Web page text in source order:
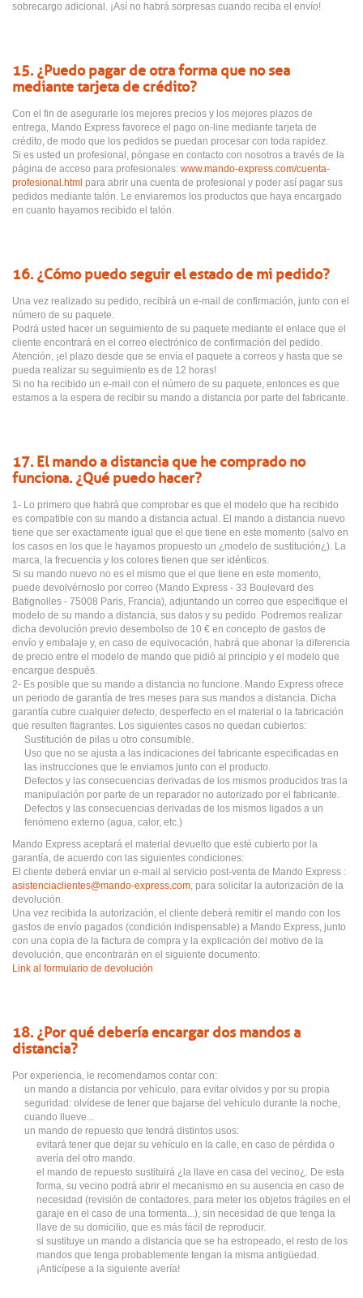
sobrecargo adicional. ¡Así no habrá sorpresas cuando reciba el envío!
15. ¿Puedo pagar de otra forma que no sea
mediante tarjeta de crédito?
Con el fin de asegurarle los mejores precios y los mejores plazos de
entrega, Mando Express favorece el pago on-line mediante tarjeta de
crédito, de modo que los pedidos se puedan procesar con toda rapidez.
Si es usted un profesional, póngase en contacto con nosotros a través de la
página de acceso para profesionales: www.mando-express.com/cuenta-
profesional.html para abrir una cuenta de profesional y poder así pagar sus
pedidos mediante talón. Le enviaremos los productos que haya encargado
en cuanto hayamos recibido el talón.
16. ¿Cómo puedo seguir el estado de mi pedido?
Una vez realizado su pedido, recibirá un e-mail de confirmación, junto con el
número de su paquete.
Podrá usted hacer un seguimiento de su paquete mediante el enlace que el
cliente encontrará en el correo electrónico de confirmación del pedido.
Atención, ¡el plazo desde que se envía el paquete a correos y hasta que se
pueda realizar su seguimiento es de 12 horas!
Si no ha recibido un e-mail con el número de su paquete, entonces es que
estamos a la espera de recibir su mando a distancia por parte del fabricante.
17. El mando a distancia que he comprado no
funciona. ¿Qué puedo hacer?
1- Lo primero que habrá que comprobar es que el modelo que ha recibido
es compatible con su mando a distancia actual. El mando a distancia nuevo
tiene que ser exactamente igual que el que tiene en este momento (salvo en
los casos en los que le hayamos propuesto un ¿modelo de sustitución¿). La
marca, la frecuencia y los colores tienen que ser idénticos.
Si su mando nuevo no es el mismo que el que tiene en este momento,
puede devolvérnoslo por correo (Mando Express - 33 Boulevard des
Batignolles - 75008 Paris, Francia), adjuntando un correo que especifique el
modelo de su mando a distancia, sus datos y su pedido. Podremos realizar
dicha devolución previo desembolso de 10 € en concepto de gastos de
envío y embalaje y, en caso de equivocación, habrá que abonar la diferencia
de precio entre el modelo de mando que pidió al principio y el modelo que
encargue después.
2- Es posible que su mando a distancia no funcione. Mando Express ofrece
un periodo de garantía de tres meses para sus mandos a distancia. Dicha
garantía cubre cualquier defecto, desperfecto en el material o la fabricación
que resulten flagrantes. Los siguientes casos no quedan cubiertos:
Sustitución de pilas u otro consumible.
Uso que no se ajusta a las indicaciones del fabricante especificadas en
las instrucciones que le enviamos junto con el producto.
Defectos y las consecuencias derivadas de los mismos producidos tras la
manipulación por parte de un reparador no autorizado por el fabricante.
Defectos y las consecuencias derivadas de los mismos ligados a un
fenómeno externo (agua, calor, etc.)
Mando Express aceptará el material devuelto que esté cubierto por la
garantía, de acuerdo con las siguientes condiciones:
El cliente deberá enviar un e-mail al servicio post-venta de Mando Express :
asistenciaclientes@mando-express.com , para solicitar la autorización de la
devolución.
Una vez recibida la autorización, el cliente deberá remitir el mando con los
gastos de envío pagados (condición indispensable) a Mando Express, junto
con una copia de la factura de compra y la explicación del motivo de la
devolución, que encontrarán en el siguiente documento:
Link al formulario de devolución
18. ¿Por qué debería encargar dos mandos a
distancia?
Por experiencia, le recomendamos contar con:
un mando a distancia por vehículo, para evitar olvidos y por su propia
seguridad: olvídese de tener que bajarse del vehículo durante la noche,
cuando llueve...
un mando de repuesto que tendrá distintos usos:
evitará tener que dejar su vehículo en la calle, en caso de pérdida o
avería del otro mando.
el mando de repuesto sustituirá ¿la llave en casa del vecino¿. De esta
forma, su vecino podrá abrir el mecanismo en su ausencia en caso de
necesidad (revisión de contadores, para meter los objetos frágiles en el
garaje en el caso de una tormenta...), sin necesidad de que tenga la
llave de su domicilio, que es más fácil de reproducir.
si sustituye un mando a distancia que se ha estropeado, el resto de los
mandos que tenga probablemente tengan la misma antigüedad.
¡Anticípese a la siguiente avería!